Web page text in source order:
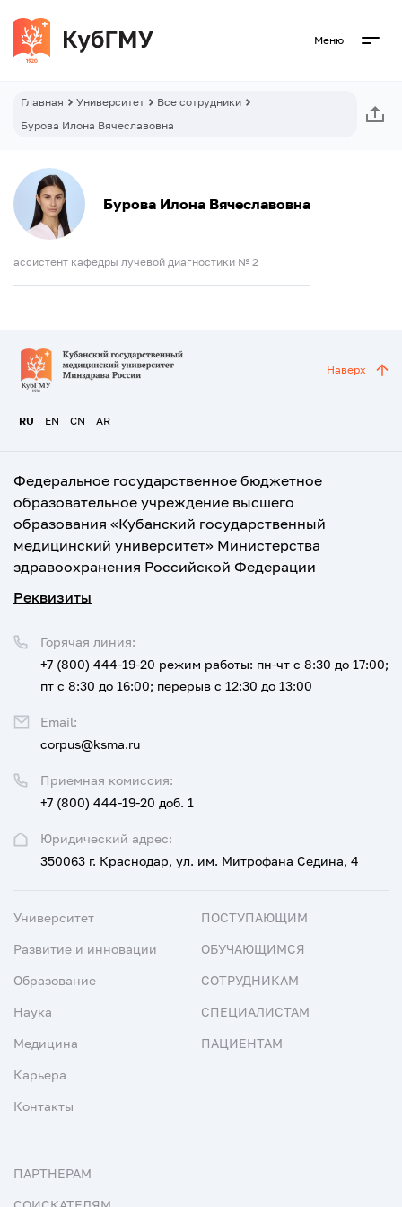
Меню
Главная Университет
Все сотрудники
Бурова Илона Вячеславовна
Бурова Илона Вячеславовна
ассистент кафедры лучевой диагностики № 2
RU EN CN AR
Наверх
Федеральное государственное бюджетное
образовательное учреждение высшего
образования «Кубанский государственный
медицинский университет» Министерства
здравоохранения Российской Федерации
Реквизиты
Юридический адрес:
350063 г. Краснодар, ул. им. Митрофана Седина, 4
Приемная комиссия:
+7 (800) 444-19-20 доб. 1
Горячая линия:
+7 (800) 444-19-20 режим работы: пн-чт с 8:30 до 17:00;
пт с 8:30 до 16:00; перерыв с 12:30 до 13:00
Email:
corpus@ksma.ru
Университет
Развитие и инновации
Образование
Наука
Медицина
Карьера
Контакты
ПОСТУПАЮЩИМ
ОБУЧАЮЩИМСЯ
СОТРУДНИКАМ
СПЕЦИАЛИСТАМ
ПАЦИЕНТАМ
ПАРТНЕРАМ